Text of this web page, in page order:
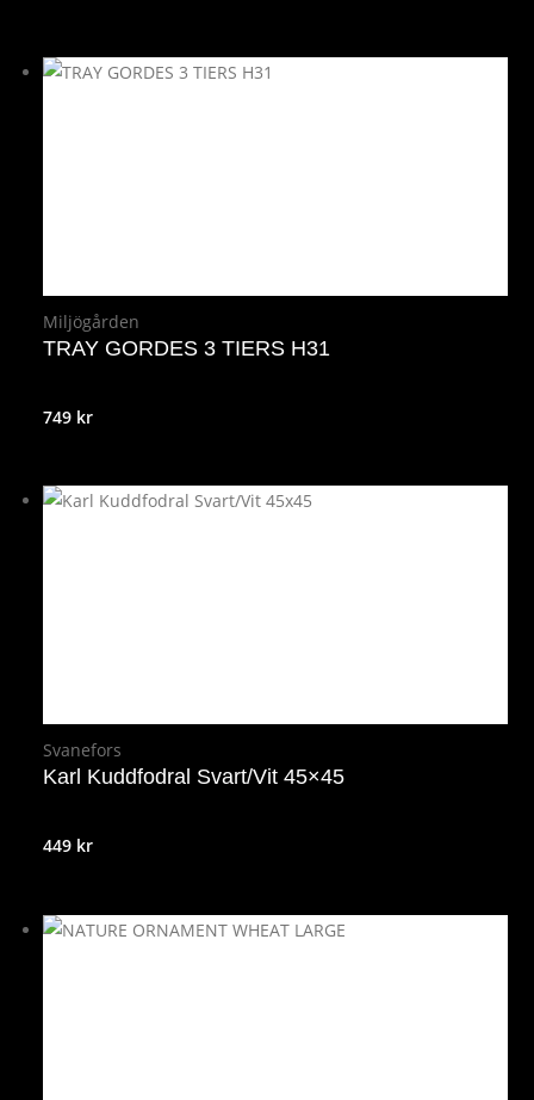
Miljögården
TRAY GORDES 3 TIERS H31
749 kr
Svanefors
Karl Kuddfodral Svart/Vit 45×45
449 kr